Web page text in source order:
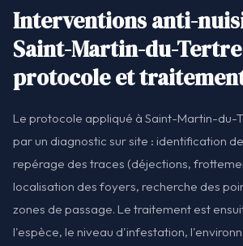
Interventions anti-
Saint-Martin-du-
protocole et
Le protocole appliqué à Saint-Martin-du-
par un diagnostic sur site : identification
repérage des traces (déjections,
localisation des foyers, recherche des
zones de passage. Le traitement est
l'espèce, le niveau d'infestation,